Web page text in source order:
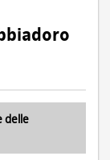
delle